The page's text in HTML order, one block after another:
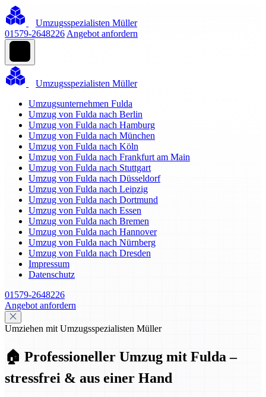
Umzugsspezialisten Müller
01579-2648226 Angebot anfordern
Umzugsspezialisten Müller
Umzugsunternehmen Fulda
Umzug von Fulda nach Berlin
Umzug von Fulda nach Hamburg
Umzug von Fulda nach München
Umzug von Fulda nach Köln
Umzug von Fulda nach Frankfurt am Main
Umzug von Fulda nach Stuttgart
Umzug von Fulda nach Düsseldorf
Umzug von Fulda nach Leipzig
Umzug von Fulda nach Dortmund
Umzug von Fulda nach Essen
Umzug von Fulda nach Bremen
Umzug von Fulda nach Hannover
Umzug von Fulda nach Nürnberg
Umzug von Fulda nach Dresden
Impressum
Datenschutz
01579-2648226
Angebot anfordern
Umziehen mit Umzugsspezialisten Müller
🏠 Professioneller Umzug mit Fulda –
stressfrei & aus einer Hand